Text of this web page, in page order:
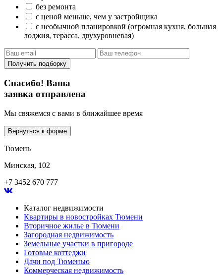
без ремонта
с ценой меньше, чем у застройщика
с необычной планировкой (огромная кухня, большая
лоджия, терасса, двухуровневая)
Получить подборку
Спасибо! Ваша
заявка отправлена
Мы свяжемся с вами в ближайшее время
Вернуться к форме
Тюмень
Минская, 102
+7 3452 670 777
Каталог недвижимости
Квартиры в новостройках Тюмени
Вторичное жилье в Тюмени
Загородная недвижимость
Земельные участки в пригороде
Готовые коттеджи
Дачи под Тюменью
Коммерческая недвижимость